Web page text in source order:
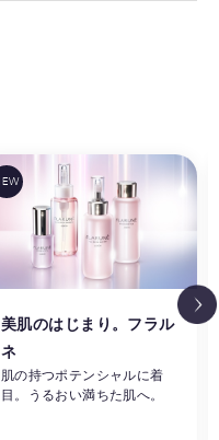
美肌のはじまり。フラル
ネ
肌の持つポテンシャルに着
目。うるおい満ちた肌へ。